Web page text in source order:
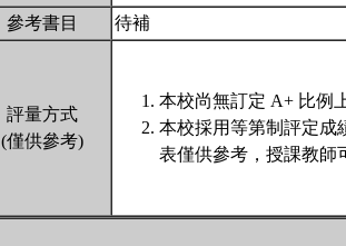
參考書目
待補
評量方式
(僅供參考)
本校尚無訂定 A+ 比例
本校採用等第制評定成
表僅供參考，授課教師